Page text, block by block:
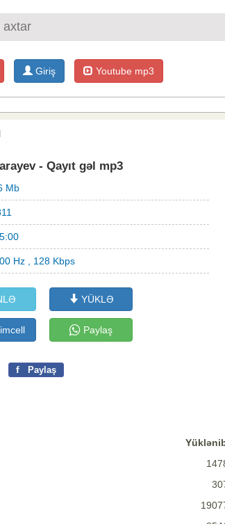
Giriş Youtube mp3
- Qayıt gəl mp3
Mb
Hz , 128 Kbps
YÜKLƏ
Paylaş
f Paylaş